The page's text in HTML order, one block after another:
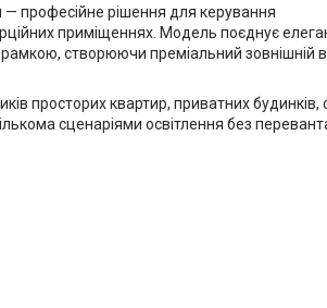
професійне рішення для керування
приміщеннях. Модель поєднує
створюючи преміальний зовнішній
просторих квартир, приватних будинків,
сценаріями освітлення без